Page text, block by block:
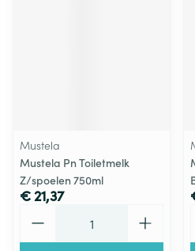
Mustela
Mustela Pn Toiletmelk
Z/spoelen 750ml
€ 21,37